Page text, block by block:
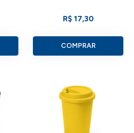
R$ 17,30
COMPRAR